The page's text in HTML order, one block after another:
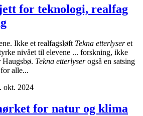
for teknologi, realfag
Ikke et realfagsløft Tekna etterlyseret
nivået til elevene ... forskning, ikke
Haugsbø. Tekna etterlyserogså en satsing
alle...
okt. 2024
for natur og klima